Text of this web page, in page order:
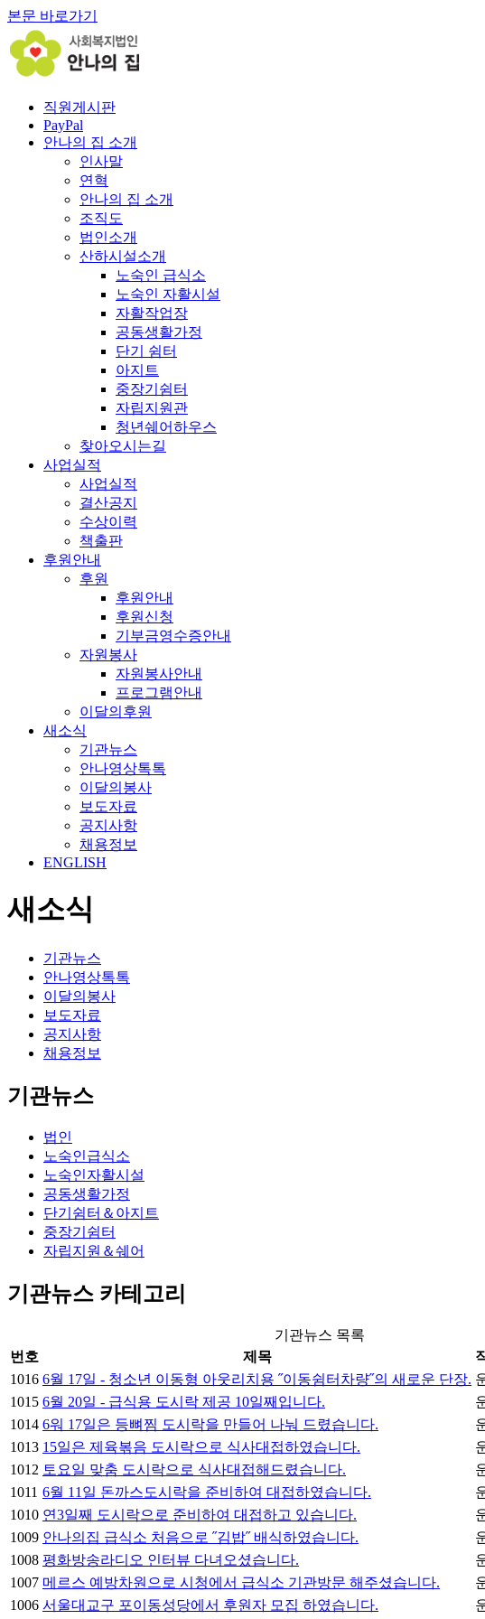
본문 바로가기
직원게시판
PayPal
안나의 집 소개
인사말
연혁
안나의 집 소개
조직도
법인소개
산하시설소개
노숙인 급식소
노숙인 자활시설
자활작업장
공동생활가정
단기 쉼터
아지트
중장기쉼터
자립지원관
청년쉐어하우스
찾아오시는길
사업실적
사업실적
결산공지
수상이력
책출판
후원안내
후원
후원안내
후원신청
기부금영수증안내
자원봉사
자원봉사안내
프로그램안내
이달의후원
새소식
기관뉴스
안나영상톡톡
이달의봉사
보도자료
공지사항
채용정보
ENGLISH
새소식
기관뉴스
안나영상톡톡
이달의봉사
보도자료
공지사항
채용정보
기관뉴스
법인
노숙인급식소
노숙인자활시설
공동생활가정
단기쉼터＆아지트
중장기쉼터
자립지원＆쉐어
기관뉴스 카테고리
기관뉴스 목록
번호
제목
1016 6월 17일 - 청소년 이동형 아웃리치용 ˝이동쉼터차량˝의 새로운 단장.
1015 6월 20일 - 급식용 도시락 제공 10일째입니다.
1014 6워 17일은 등뼈찜 도시락을 만들어 나눠 드렸습니다.
1013 15일은 제육볶음 도시락으로 식사대접하였습니다.
1012 토요일 맞춤 도시락으로 식사대접해드렸습니다.
1011 6월 11일 돈까스도시락을 준비하여 대접하였습니다.
1010 연3일째 도시락으로 준비하여 대접하고 있습니다.
1009 안나의집 급식소 처음으로 ˝김밥˝ 배식하였습니다.
1008 평화방송라디오 인터뷰 다녀오셨습니다.
1007 메르스 예방차원으로 시청에서 급식소 기관방문 해주셨습니다.
1006 서울대교구 포이동성당에서 후원자 모집 하였습니다.